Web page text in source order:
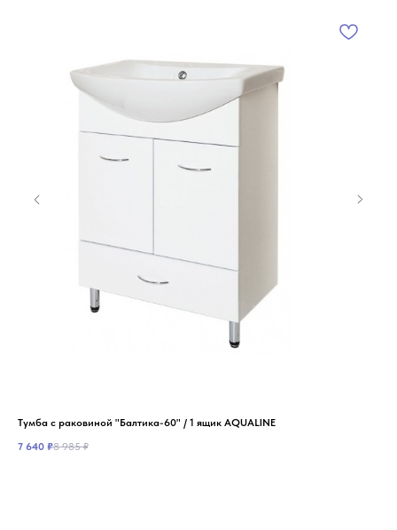
Тумба с раковиной "Балтика-60" / 1 ящик AQUALINE
7 640 ₽8 985 ₽